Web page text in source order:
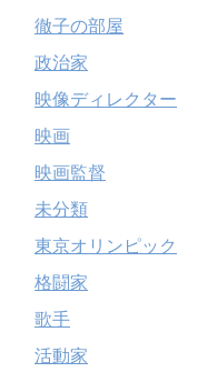
徹子の部屋
政治家
映像ディレクター
映画
映画監督
未分類
東京オリンピック
格闘家
歌手
活動家